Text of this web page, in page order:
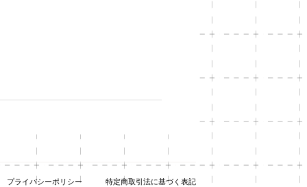
プライバシーポリシー 特定商取引法に基づく表記